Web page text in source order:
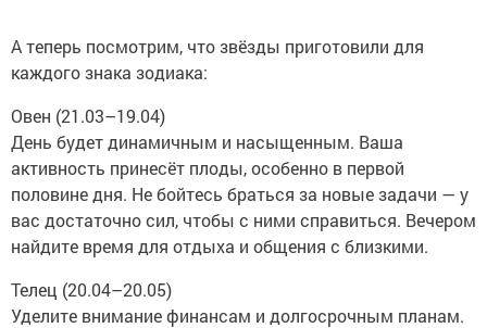
А теперь посмотрим, что звёзды приготовили для
каждого знака зодиака:
Овен (21.03–19.04)
День будет динамичным и насыщенным. Ваша
активность принесёт плоды, особенно в первой
половине дня. Не бойтесь браться за новые задачи — у
вас достаточно сил, чтобы с ними справиться. Вечером
найдите время для отдыха и общения с близкими.
Телец (20.04–20.05)
Уделите внимание финансам и долгосрочным планам.